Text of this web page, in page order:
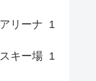
リーナ 1
キー場 1